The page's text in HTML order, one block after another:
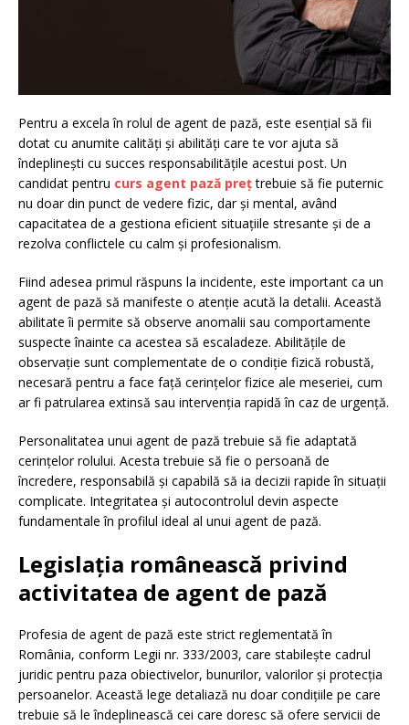
Pentru a excela în rolul de agent de pază, este esențial să fii
dotat cu anumite calități și abilități care te vor ajuta să
îndeplinești cu succes responsabilitățile acestui post. Un
candidat pentru curs agent pază prețtrebuie să fie puternic
nu doar din punct de vedere fizic, dar și mental, având
capacitatea de a gestiona eficient situațiile stresante și de a
rezolva conflictele cu calm și profesionalism.
Fiind adesea primul răspuns la incidente, este important ca un
agent de pază să manifeste o atenție acută la detalii. Această
abilitate îi permite să observe anomalii sau comportamente
suspecte înainte ca acestea să escaladeze. Abilitățile de
observație sunt complementate de o condiție fizică robustă,
necesară pentru a face față cerințelor fizice ale meseriei, cum
ar fi patrularea extinsă sau intervenția rapidă în caz de urgență.
Personalitatea unui agent de pază trebuie să fie adaptată
cerințelor rolului. Acesta trebuie să fie o persoană de
încredere, responsabilă și capabilă să ia decizii rapide în situații
complicate. Integritatea și autocontrolul devin aspecte
fundamentale în profilul ideal al unui agent de pază.
Legislația românească privind
activitatea de agent de pază
Profesia de agent de pază este strict reglementată în
România, conform Legii nr. 333/2003, care stabilește cadrul
juridic pentru paza obiectivelor, bunurilor, valorilor și protecția
persoanelor. Această lege detaliază nu doar condițiile pe care
trebuie să le îndeplinească cei care doresc să ofere servicii de